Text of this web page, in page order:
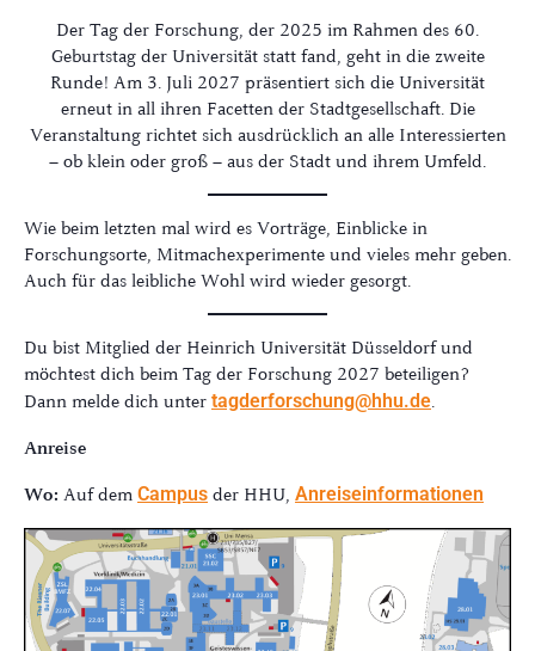
Der Tag der Forschung, der 2025 im Rahmen des 60.
Geburtstag der Universität statt fand, geht in die zweite
Runde! Am 3. Juli 2027 präsentiert sich die Universität
erneut in all ihren Facetten der Stadtgesellschaft. Die
Veranstaltung richtet sich ausdrücklich an alle Interessierten
– ob klein oder groß – aus der Stadt und ihrem Umfeld.
Wie beim letzten mal wird es Vorträge, Einblicke in
Forschungsorte, Mitmachexperimente und vieles mehr geben.
Auch für das leibliche Wohl wird wieder gesorgt.
Du bist Mitglied der Heinrich Universität Düsseldorf und
möchtest dich beim Tag der Forschung 2027 beteiligen?
Dann melde dich unter tagderforschung@hhu.de.
Anreise
Wo: Auf dem Campus der HHU, Anreiseinformationen